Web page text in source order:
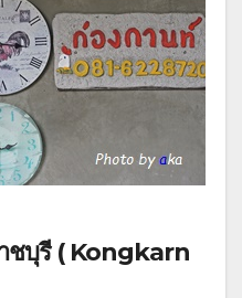
ชบุรี ( Kongkarn